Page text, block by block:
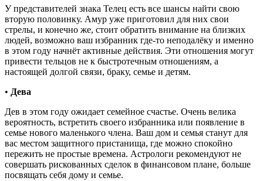
У представителей знака Телец есть все шансы найти свою
вторую половинку. Амур уже приготовил для них свои
стрелы, и конечно же, стоит обратить внимание на близких
людей, возможно ваш избранник где-то неподалёку и именно
в этом году начнёт активные действия. Эти отношения могут
привести тельцов не к быстротечным отношениям, а
настоящей долгой связи, браку, семье и детям.
• Дева
Дев в этом году ожидает семейное счастье. Очень велика
вероятность, встретить своего избранника или появление в
семье нового маленького члена. Ваш дом и семья станут для
вас местом защитного пристанища, где можно спокойно
пережить не простые времена. Астрологи рекомендуют не
совершать рискованных сделок в финансовом плане, больше
посвящать себя дому и семье.